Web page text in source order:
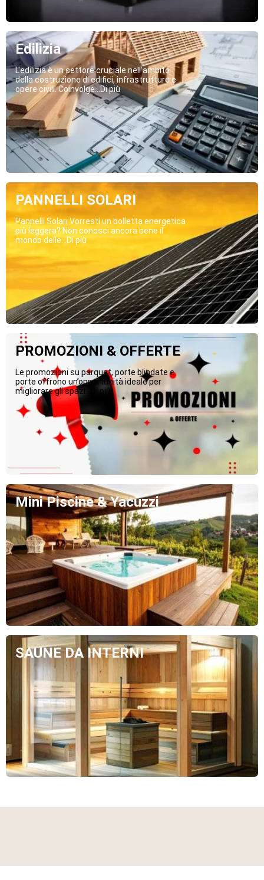
Edilizia
L'edilizia è un settore cruciale nell'ambito
della costruzione di edifici, infrastrutture e
opere civili. Coinvolge...Di più
PANNELLI SOLARI
Pannelli Solari Vorresti un bolletta energetica
più leggera? Non conosci ancora bene il
mondo delle...Di più
PROMOZIONI & OFFERTE
Le promozioni su parquet, porte blindate e
porte offrono un’opportunità ideale per
migliorare gli spazi...Di più
Mini Piscine & Yacuzzi
SAUNE DA INTERNI